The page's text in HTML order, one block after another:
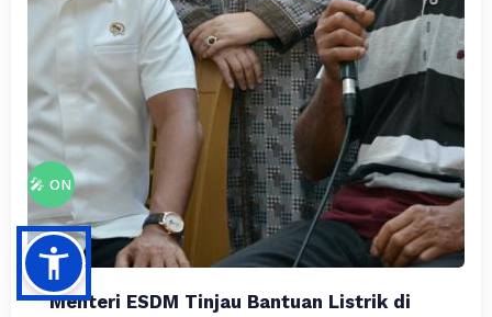
Menteri ESDM Tinjau Bantuan Listrik di
🎤 ON